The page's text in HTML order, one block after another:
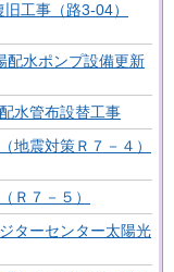
工事（路3-04）
配水ポンプ設備更新
水管布設替工事
地震対策Ｒ７－４）
Ｒ７－５）
ターセンター太陽光